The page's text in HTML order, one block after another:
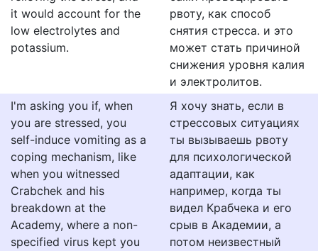
it would account for the
low electrolytes and
potassium.
рвоту, как способ
снятия стресса. и это
может стать причиной
снижения уровня калия
и электролитов.
I'm asking you if, when
you are stressed, you
self-induce vomiting as a
coping mechanism, like
when you witnessed
Crabchek and his
breakdown at the
Academy, where a non-
specified virus kept you
Я хочу знать, если в
стрессовых ситуациях
ты вызываешь рвоту
для психологической
адаптации, как
например, когда ты
видел Крабчека и его
срыв в Академии, а
потом неизвестный